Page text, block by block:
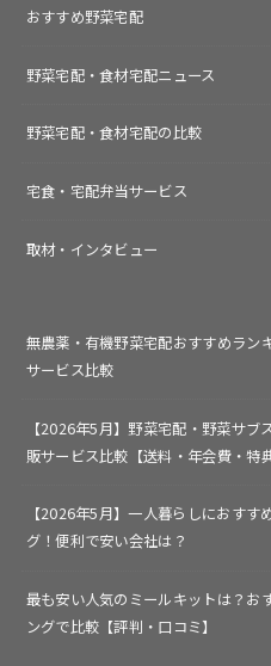
おすすめ野菜宅配
野菜宅配・食材宅配ニュース
野菜宅配・食材宅配の比較
宅食・宅配弁当サービス
取材・インタビュー
無農薬・有機野菜宅配おすすめラン
サービス比較
【2026年5月】野菜宅配・野菜サ
販サービス比較【送料・年会費・特典
【2026年5月】一人暮らしにおす
グ！便利で安い会社は？
最も安い人気のミールキットは？お
ングで比較【評判・口コミ】